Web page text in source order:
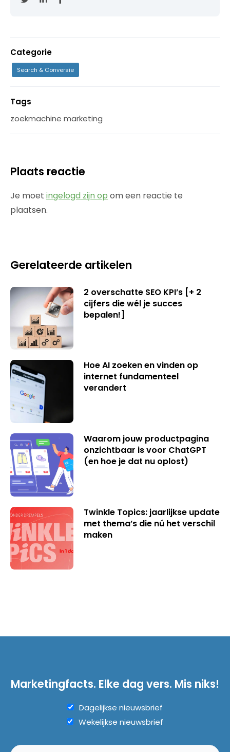
Categorie
Search & Conversie
Tags
zoekmachine marketing
Plaats reactie
Je moet ingelogd zijn op om een reactie te
plaatsen.
Gerelateerde artikelen
2 overschatte SEO KPI’s [+ 2
cijfers die wél je succes
bepalen!]
Hoe AI zoeken en vinden op
internet fundamenteel
verandert
Waarom jouw productpagina
onzichtbaar is voor ChatGPT
(en hoe je dat nu oplost)
Twinkle Topics: jaarlijkse update
met thema’s die nú het verschil
maken
Marketingfacts. Elke dag vers. Mis niks!
Dagelijkse nieuwsbrief
Wekelijkse nieuwsbrief